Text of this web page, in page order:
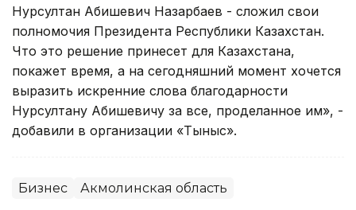
Нурсултан Абишевич Назарбаев - сложил свои
полномочия Президента Республики Казахстан.
Что это решение принесет для Казахстана,
покажет время, а на сегодняшний момент хочется
выразить искренние слова благодарности
Нурсултану Абишевичу за все, проделанное им», -
добавили в организации «Тыныс».
Бизнес Акмолинская область